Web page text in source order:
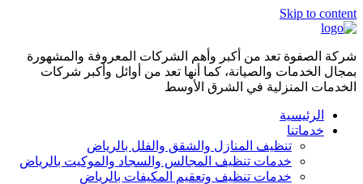
Skip to content
شركة الصفوة تعد من أكبر وأهم الشركات المعروفة والمشهورة
بمجال الخدمات والصيانة، كما أنها تعد من أوائل وأكبر شركات
الخدمات المنزلية في الشرق الأوسط
الرئيسية
خدماتنا
تنظيف المنازل والشقق والفلل بالرياض
خدمات تنظيف المجالس والسجاد والموكيت بالرياض
خدمات تنظيف وتعقيم المكيفات بالرياض